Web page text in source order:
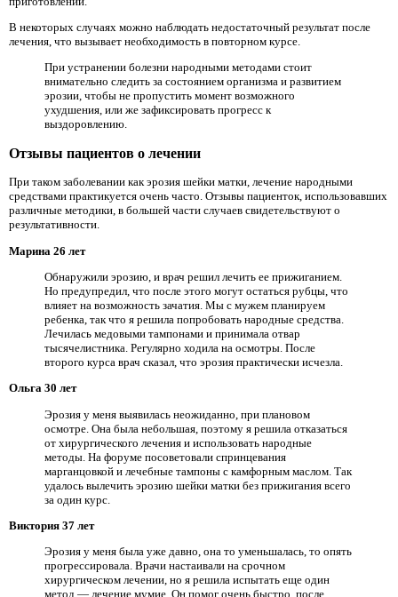
В некоторых случаях можно наблюдать недостаточный результат после
лечения, что вызывает необходимость в повторном курсе.
При устранении болезни народными методами стоит
внимательно следить за состоянием организма и развитием
эрозии, чтобы не пропустить момент возможного
ухудшения, или же зафиксировать прогресс к
выздоровлению.
Отзывы пациентов о лечении
При таком заболевании как эрозия шейки матки, лечение народными
средствами практикуется очень часто. Отзывы пациенток, использовавших
различные методики, в большей части случаев свидетельствуют о
результативности.
Марина 26 лет
Обнаружили эрозию, и врач решил лечить ее прижиганием.
Но предупредил, что после этого могут остаться рубцы, что
влияет на возможность зачатия. Мы с мужем планируем
ребенка, так что я решила попробовать народные средства.
Лечилась медовыми тампонами и принимала отвар
тысячелистника. Регулярно ходила на осмотры. После
второго курса врач сказал, что эрозия практически исчезла.
Ольга 30 лет
Эрозия у меня выявилась неожиданно, при плановом
осмотре. Она была небольшая, поэтому я решила отказаться
от хирургического лечения и использовать народные
методы. На форуме посоветовали спринцевания
марганцовкой и лечебные тампоны с камфорным маслом. Так
удалось вылечить эрозию шейки матки без прижигания всего
за один курс.
Виктория 37 лет
Эрозия у меня была уже давно, она то уменьшалась, то опять
прогрессировала. Врачи настаивали на срочном
хирургическом лечении, но я решила испытать еще один
метод — лечение мумие. Он помог очень быстро, после